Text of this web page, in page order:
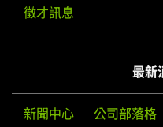
市場區隔：ITS 交通解決
HPE
機器人、電腦視覺、體育
制連接、保護、分析及處
L&T Technology
市場區隔
：ITS 交通解決
SHI 是 IT 基礎架構、終
佳化產品與服務的私營供
徵才訊息
最新
新聞中心 公司部落格